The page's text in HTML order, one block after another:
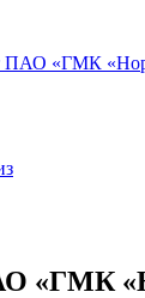
ПАО «ГМК
«ГМК